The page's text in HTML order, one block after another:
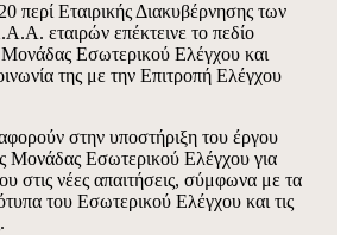
περί Εταιρικής Διακυβέρνησης των
εταιρών επέκτεινε το πεδίο
Μονάδας Εσωτερικού Ελέγχου και
της με την Επιτροπή Ελέγχου
στην υποστήριξη του έργου
Μονάδας Εσωτερικού Ελέγχου για
στις νέες απαιτήσεις, σύμφωνα με τα
του Εσωτερικού Ελέγχου και τις